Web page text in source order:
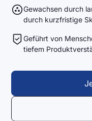
Gewachsen durch
durch kurzfristige
Geführt von
tiefem